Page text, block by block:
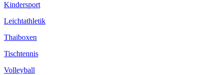
Kindersport
Leichtathletik
Thaiboxen
Tischtennis
Volleyball